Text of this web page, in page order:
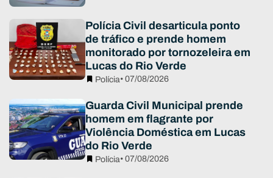
Polícia Civil desarticula ponto
de tráfico e prende homem
monitorado por tornozeleira em
Lucas do Rio Verde
Polícia• 07/08/2026
Guarda Civil Municipal prende
homem em flagrante por
Violência Doméstica em Lucas
do Rio Verde
Polícia• 07/08/2026